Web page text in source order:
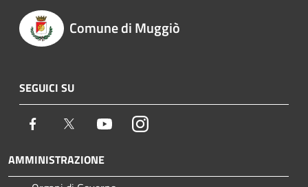
Comune di Muggiò
SEGUICI SU
Facebook Twitter YoutubeInstagram
AMMINISTRAZIONE